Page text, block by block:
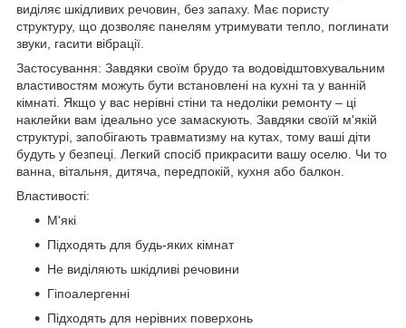
виділяє шкідливих речовин, без запаху. Має пористу
структуру, що дозволяє панелям утримувати тепло, поглинати
звуки, гасити вібрації.
Застосування: Завдяки своїм брудо та водовідштовхувальним
властивостям можуть бути встановлені на кухні та у ванній
кімнаті. Якщо у вас нерівні стіни та недоліки ремонту – ці
наклейки вам ідеально усе замаскують. Завдяки своїй м'якій
структурі, запобігають травматизму на кутах, тому ваші діти
будуть у безпеці. Легкий спосіб прикрасити вашу оселю. Чи то
ванна, вітальня, дитяча, передпокій, кухня або балкон.
Властивості:
М'які
Підходять для будь-яких кімнат
Не виділяють шкідливі речовини
Гіпоалергенні
Підходять для нерівних поверхонь